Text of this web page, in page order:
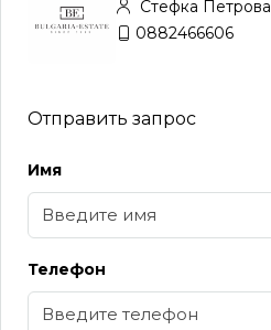
Стефка Петрова
0882466606
Отправить запрос
Имя
Телефон